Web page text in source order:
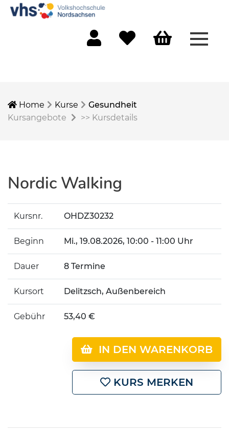
Home Kurse
Gesundheit
Kursangebote
>> Kursdetails
Nordic Walking
Kursnr. OHDZ30232
Beginn Mi., 19.08.2026, 10:00 - 11:00 Uhr
Dauer 8 Termine
Kursort Delitzsch, Außenbereich
Gebühr 53,40 €
IN DEN WARENKORB
KURS MERKEN